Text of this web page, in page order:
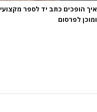
איך הופכים כתב יד לספר מקצועי
ומוכן לפרסום